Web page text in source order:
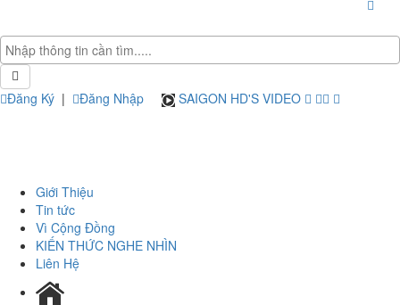
Đăng Ký | Đăng Nhập SAIGON HD'S VIDEO
Giới Thiệu
Tin tức
Vì Cộng Đồng
KIẾN THỨC NGHE NHÌN
Liên Hệ